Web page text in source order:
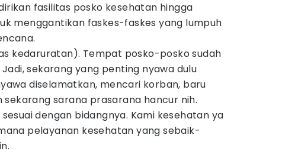
fasilitas posko kesehatan hingga
menggantikan faskes-faskes yang lumpuh
kedaruratan). Tempat posko-posko sudah
sekarang yang penting nyawa dulu
diselamatkan, mencari korban, baru
sekarang sarana prasarana hancur nih.
dengan bidangnya. Kami kesehatan ya
pelayanan kesehatan yang sebaik-